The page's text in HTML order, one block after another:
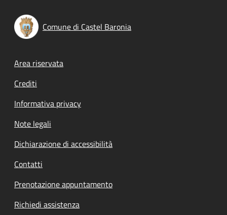
Comune di Castel Baronia
Footer menu
Area riservata
Crediti
Informativa privacy
Note legali
Dichiarazione di accessibilità
Contatti
Prenotazione appuntamento
Richiedi assistenza